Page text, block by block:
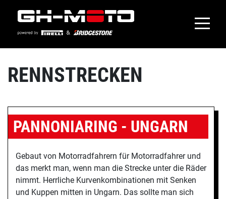
RENNSTRECKEN
PANNONIARING - UNGARN
Gebaut von Motorradfahrern für Motorradfahrer und
das merkt man, wenn man die Strecke unter die Räder
nimmt. Herrliche Kurvenkombinationen mit Senken
und Kuppen mitten in Ungarn. Das sollte man sich